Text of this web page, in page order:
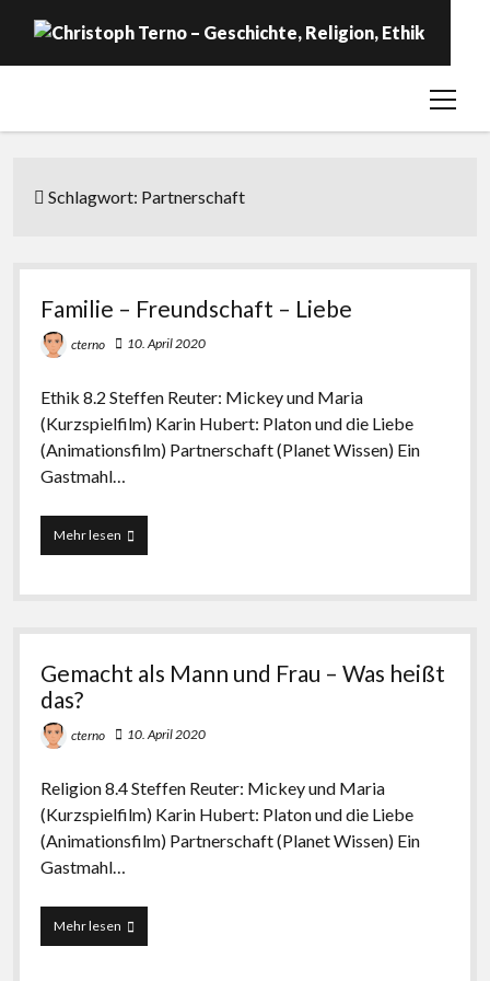
open
Religion
Über …
Schlagwort: Partnerschaft
Familie – Freundschaft – Liebe
cterno 10. April 2020
Ethik 8.2 Steffen Reuter: Mickey und Maria
(Kurzspielfilm) Karin Hubert: Platon und die Liebe
(Animationsfilm) Partnerschaft (Planet Wissen) Ein
Gastmahl…
Mehr lesenFamilie
–
–
Gemacht als Mann und Frau – Was heißt
das?
cterno 10. April 2020
Religion 8.4 Steffen Reuter: Mickey und Maria
(Kurzspielfilm) Karin Hubert: Platon und die Liebe
(Animationsfilm) Partnerschaft (Planet Wissen) Ein
Gastmahl…
Mehr lesenGemacht
als